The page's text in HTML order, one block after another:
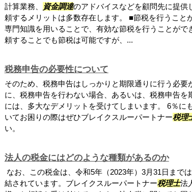
計算業務、
資金調達のアドバイスなどを顧問先に提供
頼するメリットは多数存在します。 ■節税を行うこと
専門知識を用いることで、有効な節税を行うことがで
頼することでも節税は可能ですが、...
税務申告の必要性について
そのため、税務申告はしっかりと期限通りに行う必要
に、税務申告を行わない場合、あるいは、税務申告を
には、多大なデメリットを受けてしまいます。 6％に
いてお困りの際はぜひブレイクスルーパートナー税理
い。
法人の税金にはどのような種類があるのか
なお、この税金は、令和5年（2023年）3月31日まで
結されています。ブレイクスルーパートナー税理士法